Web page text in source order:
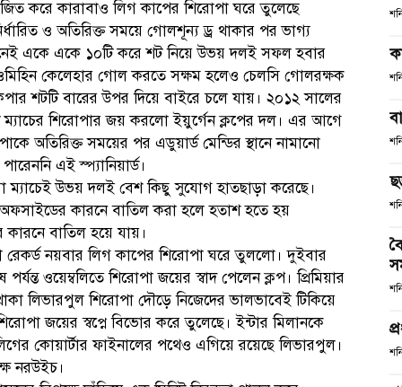
করে কারাবাও লিগ কাপের শিরোপা ঘরে তুলেছে
ও অতিরিক্ত সময়ে গোলশূন্য ড্র থাকার পর ভাগ্য
একে একে ১০টি করে শট নিয়ে উভয় দলই সফল হবার
কেলেহার গোল করতে সক্ষম হলেও চেলসি গোলরক্ষক
শটটি বারের উপর দিয়ে বাইরে চলে যায়। ২০১২ সালের
শিরোপার জয় করলো ইয়ুর্গেন ক্লপের দল। এর আগে
অতিরিক্ত সময়ের পর এডুয়ার্ড মেন্ডির স্থানে নামানো
এই স্প্যানিয়ার্ড।
ম্যাচেই উভয় দলই বেশ কিছু সুযোগ হাতছাড়া করেছে।
অফসাইডের কারনে বাতিল করা হলে হতাশ হতে হয়
বাতিল হয়ে যায়।
রেকর্ড নয়বার লিগ কাপের শিরোপা ঘরে তুললো। দুইবার
ওয়েম্বলিতে শিরোপা জয়ের স্বাদ পেলেন ক্লপ। প্রিমিয়ার
লিভারপুল শিরোপা দৌড়ে নিজেদের ভালভাবেই টিকিয়ে
জয়ের স্বপ্নে বিভোর করে তুলেছে। ইন্টার মিলানকে
কোয়ার্টার ফাইনালের পথেও এগিয়ে রয়েছে লিভারপুল।
নরউইচ।